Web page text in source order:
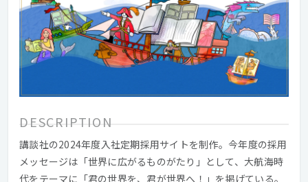
DESCRIPTION
講談社の2024年度入社定期採用サイトを制作。今年度の採用
メッセージは「世界に広がるものがたり」として、大航海時
代をテーマに「君の世界を、君が世界へ！」を掲げている。